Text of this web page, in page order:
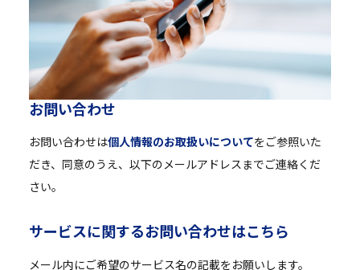
お問い合わせ
お問い合わせは個人情報のお取扱いについてをご参照いた
だき、同意のうえ、以下のメールアドレスまでご連絡くだ
さい。
サービスに関するお問い合わせはこちら
メール内にご希望のサービス名の記載をお願いします。